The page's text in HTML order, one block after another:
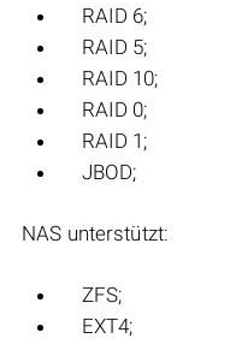
RAID 6;
RAID 5;
RAID 10;
RAID 0;
RAID 1;
JBOD;
NAS unterstützt:
ZFS;
EXT4;